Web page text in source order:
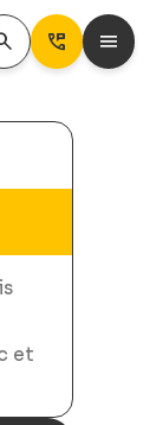
Perm_Phone_Msg menu
et